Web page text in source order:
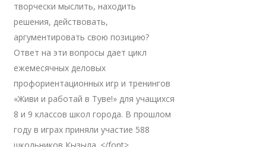
творчески мыслить, находить
решения, действовать,
аргументировать свою позицию?
Ответ на эти вопросы дает цикл
ежемесячных деловых
профориентационных игр и тренингов
«Живи и работай в Туве!» для учащихся
8 и 9 классов школ города. В прошлом
году в играх приняли участие 588